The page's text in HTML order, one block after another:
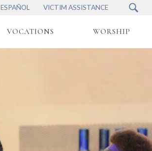
ESPAÑOL VICTIM ASSISTANCE
VOCATIONS WORSHIP